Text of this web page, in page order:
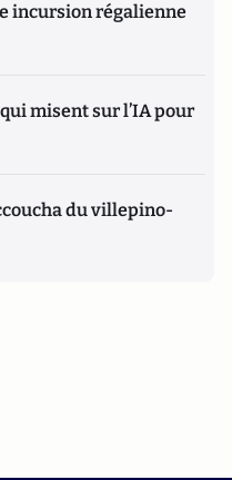
incursion régalienne
misent sur l’IA pour
du villepino-